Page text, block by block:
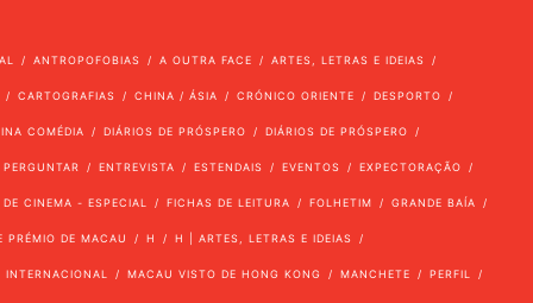
ANTROPOFOBIAS A OUTRA FACE ARTES, LETRAS E IDEIAS
CARTOGRAFIAS CHINA / ÁSIA CRÓNICO ORIENTE DESPORTO
COMÉDIA DIÁRIOS DE PRÓSPERO DIÁRIOS DE PRÓSPERO
ENTREVISTA ESTENDAIS EVENTOS EXPECTORAÇÃO
CINEMA - ESPECIAL FICHAS DE LEITURA FOLHETIM GRANDE BAÍA
PRÉMIO DE MACAU H H | ARTES, LETRAS E IDEIAS
INTERNACIONAL MACAU VISTO DE HONG KONG MANCHETE PERFIL